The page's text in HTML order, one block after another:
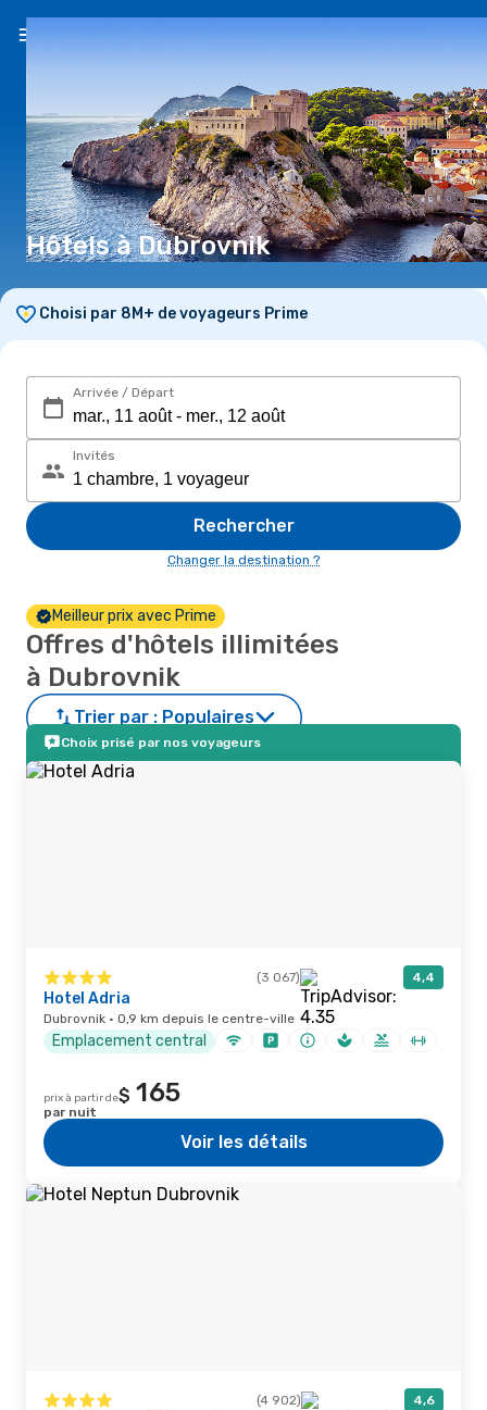
Hôtels à Dubrovnik
Choisi par 8M+ de voyageurs Prime
Arrivée / Départ
Invités
Rechercher
Changer la destination ?
Meilleur prix avec Prime
Offres d'hôtels illimitées
à Dubrovnik
Trier par : Populaires
Choix prisé par nos voyageurs
(3 067) 4,4
Hotel Adria
Dubrovnik · 0,9 km depuis le centre-ville
Emplacement central
prix à partir de$ 165
par nuit
Voir les détails
(4 902) 4,6